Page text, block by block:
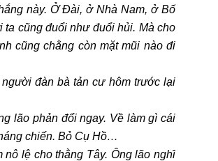
này. Ở Đài, ở Nhà Nam, ở Bố
cũng đuổi như đuổi hủi. Mà cho
cũng chằng còn mặt mũi nào đi
đàn bà tản cư hôm trước lại
lão phản đổi ngay. Về làm gì cái
chiến. Bỏ Cụ Hồ…
lệ cho thằng Tây. Ông lão nghĩ